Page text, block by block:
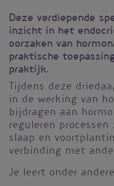
Deze verdiepende
inzicht in het
oorzaken van
praktische
praktijk.
Tijdens deze
in de werking van
bijdragen aan
reguleren
slaap en
verbinding met
Je leert onder